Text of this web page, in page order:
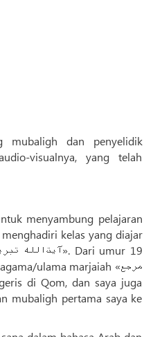
mubaligh dan penyelidik
visualnya, yang telah
menyambung pelajaran
kelas yang diajar
mubaligh pertama saya ke